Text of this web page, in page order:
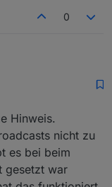
0
SqueezeboxRPC
oder auch einen
Und das
dass dein
den Squeezebox
Hinweis.
nicht zu
es bei beim
gesetzt war